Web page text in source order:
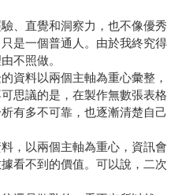
、直覺和洞察力，也不像優秀
是一個普通人。由於我終究得
不照做。
資料以兩個主軸為重心彙整，
思議的是，在製作無數張表格
有多不可靠，也逐漸清楚自己
，以兩個主軸為重心，資訊會
看不到的價值。可以說，二次